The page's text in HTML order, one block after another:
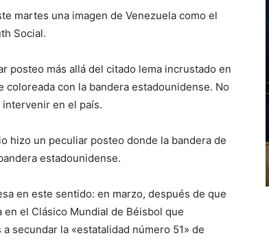
martes una imagen de Venezuela como el
Social.
posteo más allá del citado lema incrustado en
coloreada con la bandera estadounidense. No
en el país.
hizo un peculiar posteo donde la bandera de
estadounidense.
en este sentido: en marzo, después de que
el Clásico Mundial de Béisbol que
secundar la «estatalidad número 51» de